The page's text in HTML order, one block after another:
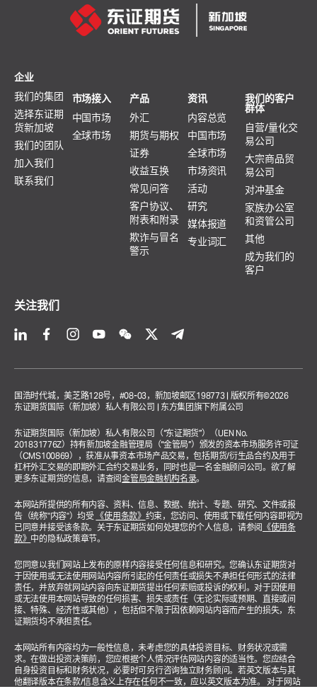
企业
我们的集团
选择东证期
货新加坡
我们的团队
加入我们
联系我们
市场接入
中国市场
全球市场
产品
外汇
期货与期权
证券
收益互换
常见问答
客户协议、
附表和附录
欺诈与冒名
警示
资讯
内容总览
中国市场
全球市场
市场资讯
活动
研究
媒体报道
专业词汇
我们的客户
群体
自营/量化交
易公司
大宗商品贸
易公司
对冲基金
家族办公室
和资管公司
其他
成为我们的
客户
关注我们
国浩时代城，美芝路128号，#08-03，新加坡邮区198773 | 版权所有©2026
东证期货国际（新加坡）私人有限公司 | 东方集团旗下附属公司
东证期货国际（新加坡）私人有限公司（“东证期货”）（UEN No.
201831776Z）持有新加坡金融管理局（“金管局”）颁发的资本市场服务许可证
（CMS100869），获准从事资本市场产品交易，包括期货/衍生品合约及用于
杠杆外汇交易的即期外汇合约交易业务，同时也是一名金融顾问公司。欲了解
更多东证期货的信息，请查阅金管局金融机构名录。
本网站所提供的所有内容、资料、信息、数据、统计、专题、研究、文件或报
告（统称"内容"）均受 《使用条款》 约束，您访问、使用或下载任何内容即视为
已同意并接受该条款。关于东证期货如何处理您的个人信息，请参阅 《使用条
款》 中的隐私政策章节。
您同意以我们网站上发布的原样内容接受任何信息和研究。您确认东证期货对
于因使用或无法使用网站内容所引起的任何责任或损失不承担任何形式的法律
责任，并放弃就网站内容向东证期货提出任何索赔或投诉的权利。对于因使用
或无法使用本网站导致的任何损害、损失或责任（无论实际或预期、直接或间
接、特殊、经济性或其他），包括但不限于因依赖网站内容而产生的损失，东
证期货均不承担责任。
本网站所有内容均为一般性信息，未考虑您的具体投资目标、财务状况或需
求。在做出投资决策前，您应根据个人情况评估网站内容的适当性。您应结合
自身投资目标和财务状况，必要时可另行咨询独立财务顾问。若英文版本与其
他翻译版本在条款/信息含义上存在任何不一致，应以英文版本为准。 对于网站